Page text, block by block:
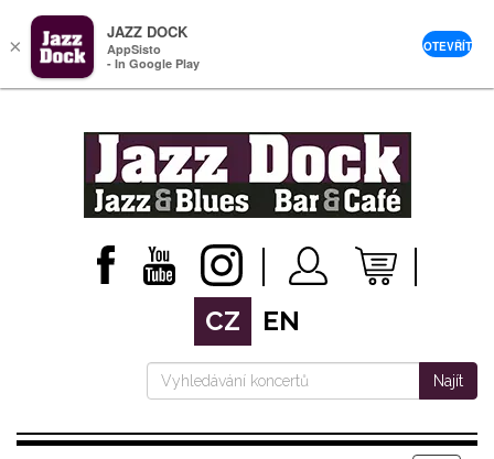
CZ EN
Najít
×
JAZZ DOCK
AppSisto
- In Google Play
OTEVŘÍT